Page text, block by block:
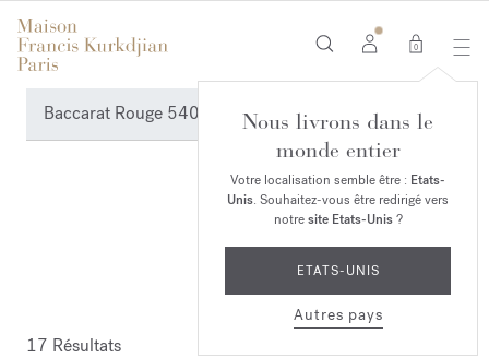
0
Nous livrons dans le
monde entier
Votre localisation semble être : Etats-
Unis. Souhaitez-vous être redirigé vers
notresite Etats-Unis?
ETATS-UNIS
Autres pays
Baccarat Rouge 540 landing
17 Résultats